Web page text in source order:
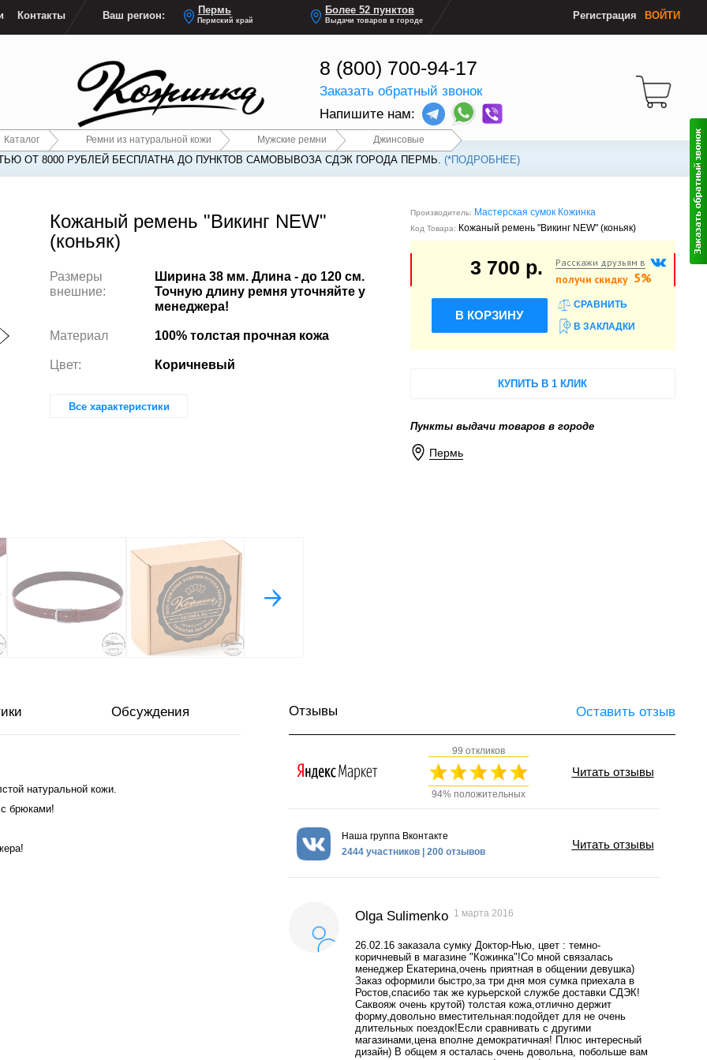
Контакты Ваш регион: Пермь
Пермский край
Более 52 пунктов
Выдачи товаров в городе Регистрация ВОЙТИ
8 (800) 700-94-17
Заказать обратный звонок
Напишите нам:
Каталог Ремни из натуральной кожи Мужские ремни Джинсовые
ОТ 8000 РУБЛЕЙ БЕСПЛАТНА ДО ПУНКТОВ САМОВЫВОЗА СДЭК ГОРОДА ПЕРМЬ. (*ПОДРОБНЕЕ)
Кожаный ремень "Викинг NEW"
(коньяк)
Размеры
внешние:
Ширина 38 мм. Длина - до 120 см.
Точную длину ремня уточняйте у
менеджера!
Материал 100% толстая прочная кожа
Цвет: Коричневый
Все характеристики
Производитель: Мастерская сумок Кожинка
Код Товара: Кожаный ремень "Викинг NEW" (коньяк)
3 700 р. Расскажи друзьям в
получи скидку 5%
В КОРЗИНУ
СРАВНИТЬ
В ЗАКЛАДКИ
КУПИТЬ В 1 КЛИК
Пункты выдачи товаров в городе
Пермь
Обсуждения
натуральной кожи.
брюками!
Отзывы Оставить отзыв
99 откликов
94% положительных
Читать отзывы
Наша группа Вконтакте
2444 участников | 200 отзывов
Читать отзывы
Olga Sulimenko 1 марта 2016
26.02.16 заказала сумку Доктор-Нью, цвет : темно-
коричневый в магазине "Кожинка"!Со мной связалась
менеджер Екатерина,очень приятная в общении девушка)
Заказ оформили быстро,за три дня моя сумка приехала в
Ростов,спасибо так же курьерской службе доставки СДЭК!
Саквояж очень крутой) толстая кожа,отлично держит
форму,довольно вместительная:подойдет для не очень
длительных поездок!Если сравнивать с другими
магазинами,цена вполне демократичная! Плюс интересный
дизайн) В общем я осталась очень довольна, побольше вам